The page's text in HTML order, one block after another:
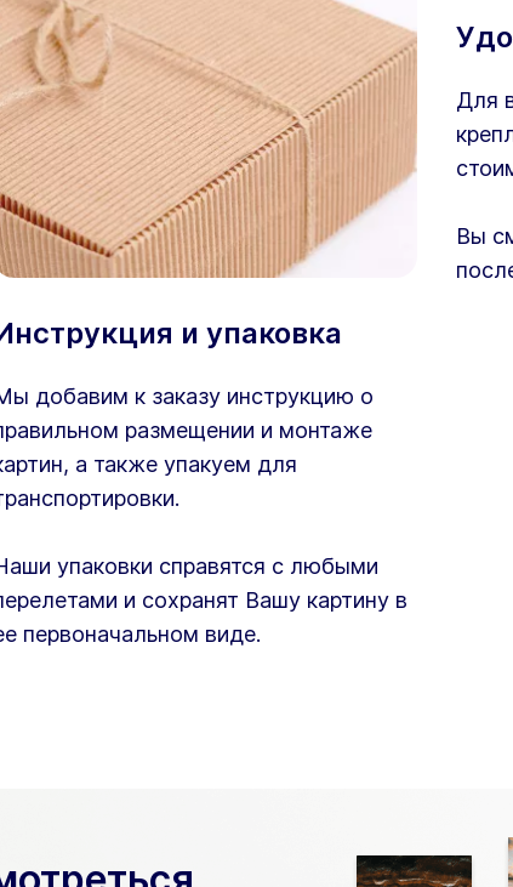
и упаковка
добавим к заказу инструкцию о
размещении и монтаже
а также упакуем для
упаковки справятся с любыми
и сохранят Вашу картину в
первоначальном виде.
Для
Вы